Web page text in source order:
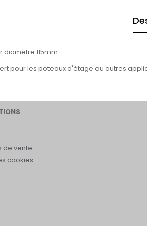
diamètre 115mm.
pour les poteaux d'étage ou autres
de vente
cookies